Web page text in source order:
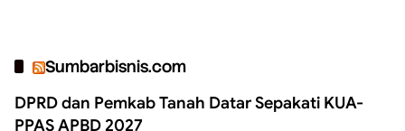
Sumbarbisnis.com
DPRD dan Pemkab Tanah Datar Sepakati KUA-
PPAS APBD 2027